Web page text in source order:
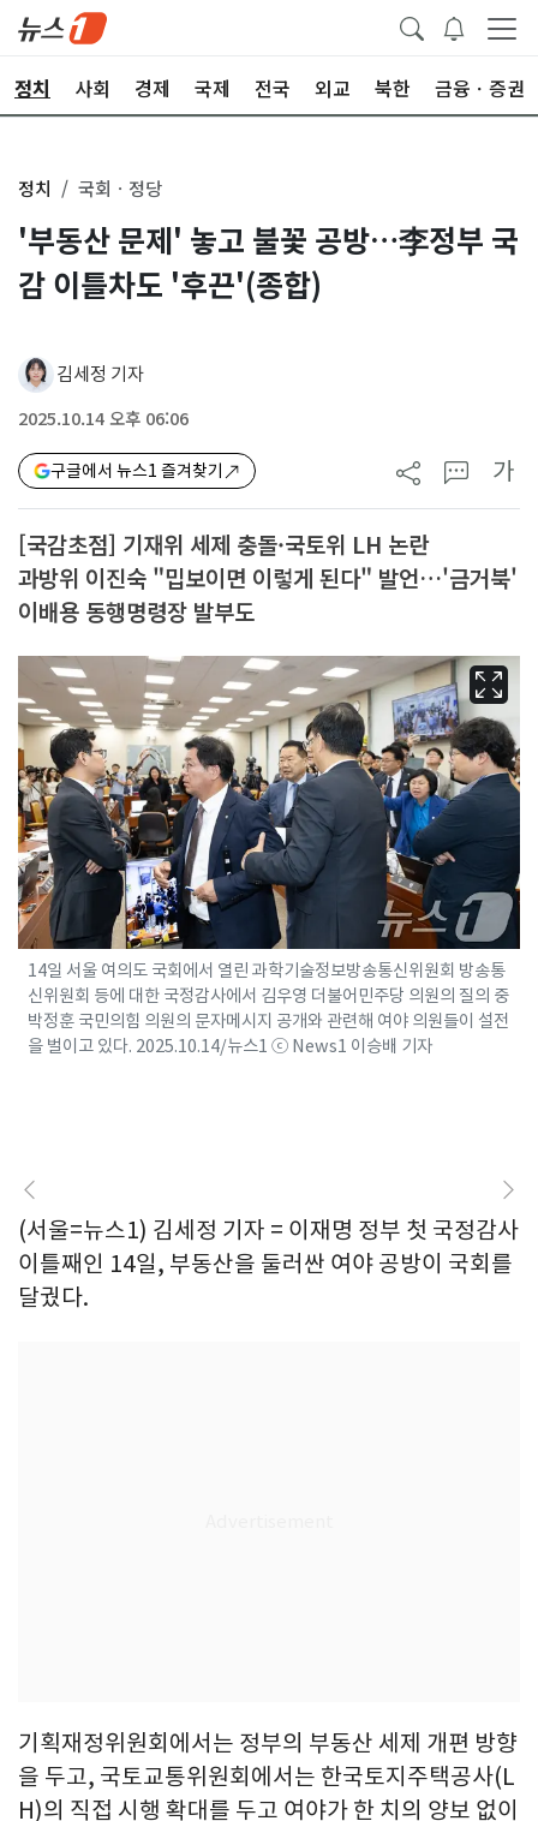
정치 사회 경제 국제 전국 외교 북한 금융ㆍ증권
정치 국회ㆍ정당
'부동산 문제' 놓고 불꽃 공방…李정부 국
감 이틀차도 '후끈'(종합)
김세정 기자
2025.10.14 오후 06:06
구글에서 뉴스1 즐겨찾기 가
[국감초점] 기재위 세제 충돌·국토위 LH 논란
과방위 이진숙 "밉보이면 이렇게 된다" 발언…'금거북'
이배용 동행명령장 발부도
14일 서울 여의도 국회에서 열린 과학기술정보방송통신위원회 방송통
신위원회 등에 대한 국정감사에서 김우영 더불어민주당 의원의 질의 중
박정훈 국민의힘 의원의 문자메시지 공개와 관련해 여야 의원들이 설전
을 벌이고 있다. 2025.10.14/뉴스1 ⓒ News1 이승배 기자
(서울=뉴스1) 김세정 기자 = 이재명 정부 첫 국정감사
이틀째인 14일, 부동산을 둘러싼 여야 공방이 국회를
달궜다.
기획재정위원회에서는 정부의 부동산 세제 개편 방향
을 두고, 국토교통위원회에서는 한국토지주택공사(L
H)의 직접 시행 확대를 두고 여야가 한 치의 양보 없이